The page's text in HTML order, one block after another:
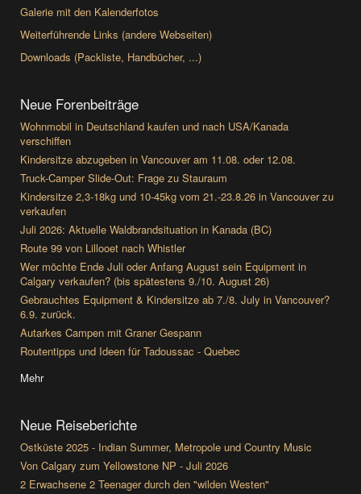
Galerie mit den Kalenderfotos
Weiterführende Links (andere Webseiten)
Downloads (Packliste, Handbücher, ...)
Neue Forenbeiträge
Wohnmobil in Deutschland kaufen und nach USA/Kanada
verschiffen
Kindersitze abzugeben in Vancouver am 11.08. oder 12.08.
Truck-Camper Slide-Out: Frage zu Stauraum
Kindersitze 2,3-18kg und 10-45kg vom 21.-23.8.26 in Vancouver zu
verkaufen
Juli 2026: Aktuelle Waldbrandsituation in Kanada (BC)
Route 99 von Lillooet nach Whistler
Wer möchte Ende Juli oder Anfang August sein Equipment in
Calgary verkaufen? (bis spätestens 9./10. August 26)
Gebrauchtes Equipment & Kindersitze ab 7./8. July in Vancouver?
6.9. zurück.
Autarkes Campen mit Graner Gespann
Routentipps und Ideen für Tadoussac - Quebec
Mehr
Neue Reiseberichte
Ostküste 2025 - Indian Summer, Metropole und Country Music
Von Calgary zum Yellowstone NP - Juli 2026
2 Erwachsene 2 Teenager durch den "wilden Westen"